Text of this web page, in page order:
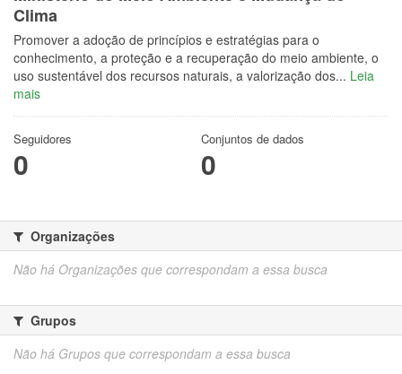
Clima
Promover a adoção de princípios e estratégias para o
conhecimento, a proteção e a recuperação do meio ambiente, o
uso sustentável dos recursos naturais, a valorização dos... Leia
mais
Seguidores
0
Conjuntos de dados
0
Organizações
Não há Organizações que correspondam a essa busca
Grupos
Não há Grupos que correspondam a essa busca